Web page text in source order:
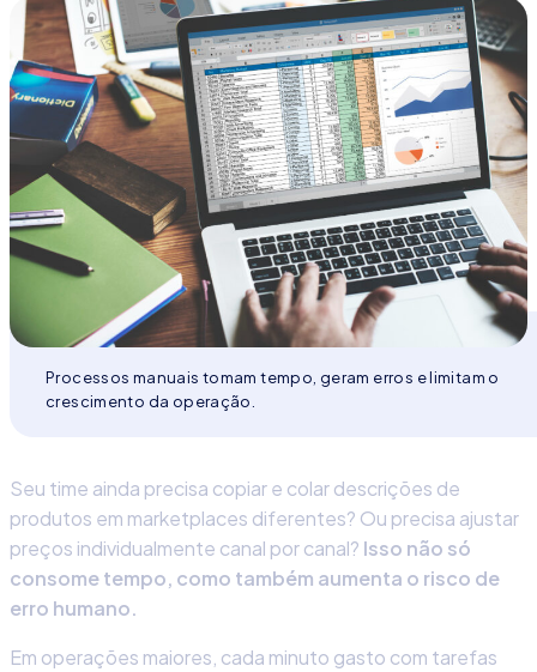
Processos manuais tomam tempo, geram erros e limitam o
crescimento da operação.
Seu time ainda precisa copiar e colar descrições de
produtos em marketplaces diferentes? Ou precisa ajustar
preços individualmente canal por canal? Isso não só
consome tempo, como também aumenta o risco de
erro humano.
Em operações maiores, cada minuto gasto com tarefas